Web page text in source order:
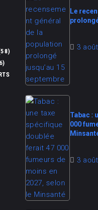
Le
3
Tabac :
000
3